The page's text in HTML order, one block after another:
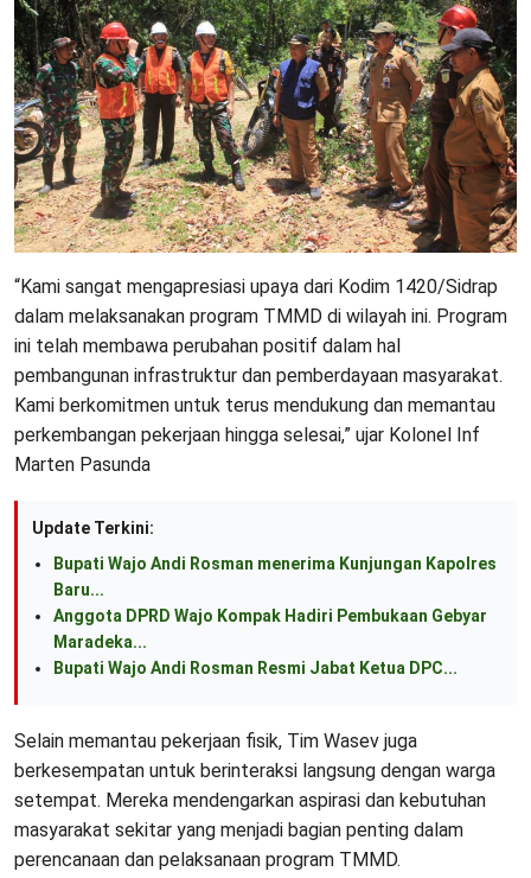
“Kami sangat mengapresiasi upaya dari Kodim 1420/Sidrap
dalam melaksanakan program TMMD di wilayah ini. Program
ini telah membawa perubahan positif dalam hal
pembangunan infrastruktur dan pemberdayaan masyarakat.
Kami berkomitmen untuk terus mendukung dan memantau
perkembangan pekerjaan hingga selesai,” ujar Kolonel Inf
Marten Pasunda
Update Terkini:
Bupati Wajo Andi Rosman menerima Kunjungan Kapolres
Baru...
Anggota DPRD Wajo Kompak Hadiri Pembukaan Gebyar
Maradeka...
Bupati Wajo Andi Rosman Resmi Jabat Ketua DPC...
Selain memantau pekerjaan fisik, Tim Wasev juga
berkesempatan untuk berinteraksi langsung dengan warga
setempat. Mereka mendengarkan aspirasi dan kebutuhan
masyarakat sekitar yang menjadi bagian penting dalam
perencanaan dan pelaksanaan program TMMD.